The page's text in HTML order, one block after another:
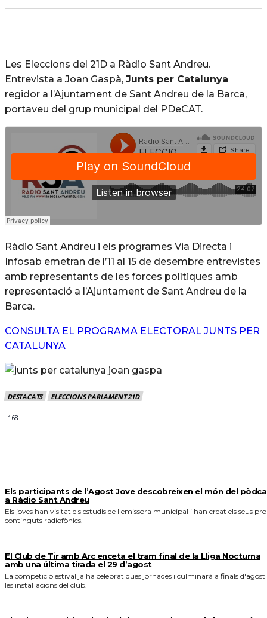
Les Eleccions del 21D a Ràdio Sant Andreu.
Entrevista a Joan Gaspà, Junts per Catalunya
regidor a l’Ajuntament de Sant Andreu de la Barca,
portaveu del grup municipal del PDeCAT.
Ràdio Sant Andreu i els programes Via Directa i
Infosab emetran de l’11 al 15 de desembre entrevistes
amb representants de les forces polítiques amb
representació a l’Ajuntament de Sant Andreu de la
Barca.
CONSULTA EL PROGRAMA ELECTORAL JUNTS PER
CATALUNYA
DESTACATS ELECCIONS PARLAMENT 21D
168
Els participants de l’Agost Jove descobreixen el món del
a Ràdio Sant Andreu
Els joves han visitat els estudis de l'emissora municipal i han creat els seus
continguts radiofònics.
El Club de Tir amb Arc enceta el tram final de la Lliga Nocturna
amb una última tirada el 29 d’agost
La competició estival ja ha celebrat dues jornades i culminarà a finals d'agost
les instal·lacions del club.